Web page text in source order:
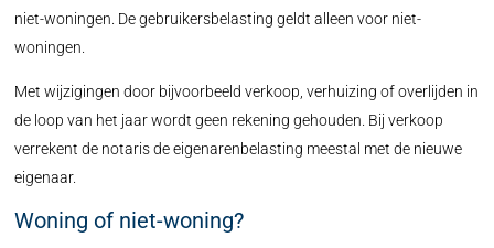
niet-woningen. De gebruikersbelasting geldt alleen voor niet-
woningen.
Met wijzigingen door bijvoorbeeld verkoop, verhuizing of overlijden in
de loop van het jaar wordt geen rekening gehouden. Bij verkoop
verrekent de notaris de eigenarenbelasting meestal met de nieuwe
eigenaar.
Woning of niet-woning?